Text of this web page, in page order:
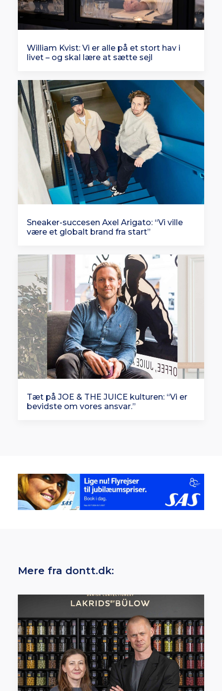
William Kvist: Vi er alle på et stort hav i
livet – og skal lære at sætte sejl
Sneaker-succesen Axel Arigato: “Vi ville
være et globalt brand fra start”
Tæt på JOE & THE JUICE kulturen: “Vi er
bevidste om vores ansvar.”
Mere fra dontt.dk: